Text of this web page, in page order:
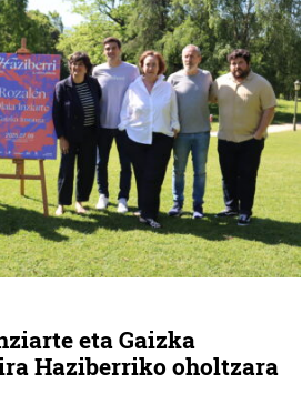
eta Gaizka
Haziberriko oholtzara